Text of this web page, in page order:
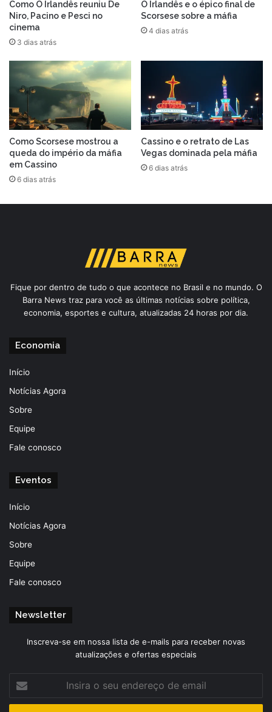
Como O Irlandês reuniu De
Niro, Pacino e Pesci no
cinema
3 dias atrás
O Irlandês e o épico final de
Scorsese sobre a máfia
4 dias atrás
Como Scorsese mostrou a
queda do império da máfia
em Cassino
6 dias atrás
Cassino e o retrato de Las
Vegas dominada pela máfia
6 dias atrás
Fique por dentro de tudo o que acontece no Brasil e no mundo. O
Barra News traz para você as últimas notícias sobre política,
economia, esportes e cultura, atualizadas 24 horas por dia.
Economia
Início
Notícias Agora
Sobre
Equipe
Fale conosco
Eventos
Início
Notícias Agora
Sobre
Equipe
Fale conosco
Newsletter
Inscreva-se em nossa lista de e-mails para receber novas
atualizações e ofertas especiais
seu